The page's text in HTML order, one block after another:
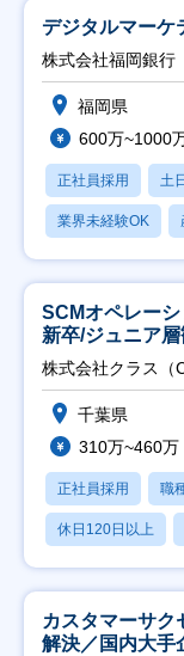
デジタルマーケ
株式会社福岡銀行
福岡県
600万~1000
正社員採用 土
業界未経験OK
SCMオペレー
新卒/ジュニア層
株式会社クラス（
千葉県
310万~460万
正社員採用 職
休日120日以上
カスタマーサク
解決／国内大手